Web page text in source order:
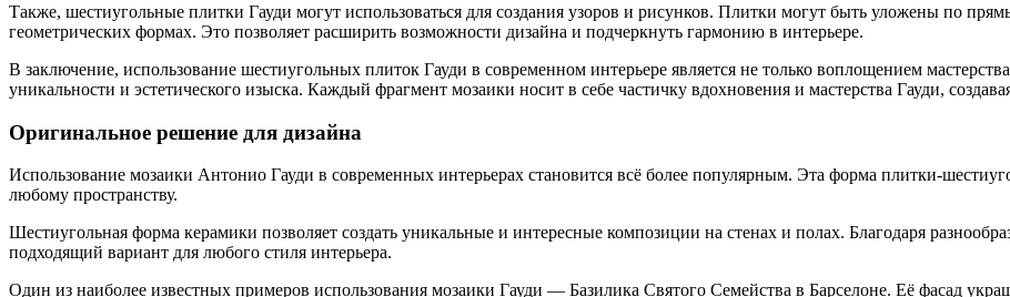
Также, шестиугольные плитки Гауди могут использоваться для создания узоров и рисунков. Плитки могут быть уложены по
геометрических формах. Это позволяет расширить возможности дизайна и подчеркнуть гармонию в интерьере.
В заключение, использование шестиугольных плиток Гауди в современном интерьере является не только воплощением
уникальности и эстетического изыска. Каждый фрагмент мозаики носит в себе частичку вдохновения и мастерства Гауди,
Оригинальное решение для дизайна
Использование мозаики Антонио Гауди в современных интерьерах становится всё более популярным. Эта форма плитки-
любому пространству.
Шестиугольная форма керамики позволяет создать уникальные и интересные композиции на стенах и полах. Благодаря
подходящий вариант для любого стиля интерьера.
Один из наиболее известных примеров использования мозаики Гауди — Базилика Святого Семейства в Барселоне. Её фасад